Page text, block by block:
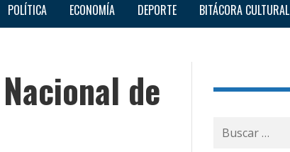
POLÍTICA ECONOMÍA DEPORTE BITÁCORA CULTURAL
de
Buscar
por: